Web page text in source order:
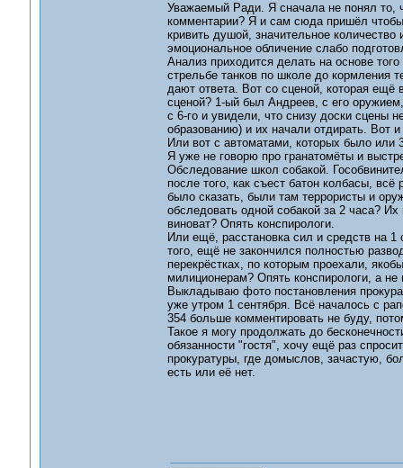
Уважаемый Ради. Я сначала не понял то,
комментарии? Я и сам сюда пришёл
кривить душой, значительное
эмоциональное обличение слабо
Анализ приходится делать на основе
стрельбе танков по школе до кормления
дают ответа. Вот со сценой, которая
сценой? 1-ый был Андреев, с его
с 6-го и увидели, что снизу доски сцены
образованию) и их начали отдирать. Вот
Или вот с автоматами, которых было
Я уже не говорю про гранатомёты и
Обследование школ собакой.
после того, как съест батон колбасы,
было сказать, были там террористы и
обследовать одной собакой за 2 часа?
виноват? Опять конспирологи.
Или ещё, расстановка сил и средств на 1
того, ещё не закончился полностью
перекрёстках, по которым проехали,
милиционерам? Опять конспирологи, а не
Выкладываю фото постановления
уже утром 1 сентября. Всё началось с
354 больше комментировать не буду,
Такое я могу продолжать до
обязанности "гостя", хочу ещё раз
прокуратуры, где домыслов, зачастую,
есть или её нет.